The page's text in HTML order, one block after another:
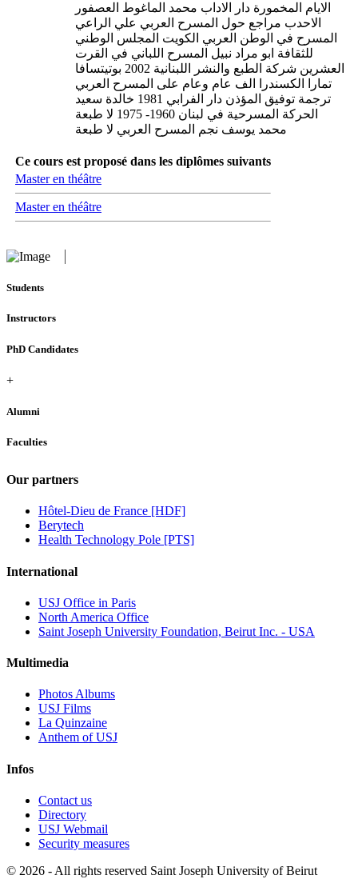
الايام المخمورة دار الاداب محمد الماغوط العصفور
الاحدب مراجع حول المسرح العربي علي الراعي
المسرح في الوطن العربي الكويت المجلس الوطني
للثقافة ابو مراد نبيل المسرح اللباني في القرت
العشرين شركة الطبع والنشر اللبنانية 2002 بوتيتسافا
تمارا الكسندرا الف عام وعام على المسرح العربي
ترجمة توفيق المؤذن دار الفرابي 1981 خالدة سعيد
الحركة المسرحية في لبنان 1960- 1975 لا طبعة
محمد يوسف نجم المسرح العربي لا طبعة
Ce cours est proposé dans les diplômes suivants
Master en théâtre
Master en théâtre
Students
Instructors
PhD Candidates
+
Alumni
Faculties
Our partners
Hôtel-Dieu de France [HDF]
Berytech
Health Technology Pole [PTS]
International
USJ Office in Paris
North America Office
Saint Joseph University Foundation, Beirut Inc. - USA
Multimedia
Photos Albums
USJ Films
La Quinzaine
Anthem of USJ
Infos
Contact us
Directory
USJ Webmail
Security measures
© 2026 - All rights reserved Saint Joseph University of Beirut